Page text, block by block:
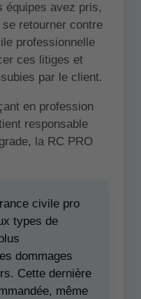
équipes avez pris,
retourner contre
professionnelle
ces litiges et
par le client.
en profession
responsable
la RC PRO
civile pro
types de
dommages
Cette dernière
même